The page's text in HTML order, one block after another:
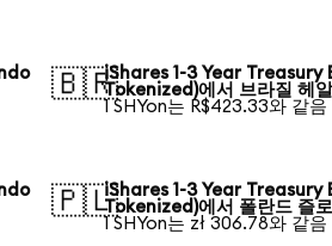
🇧🇷iShares 1-3 Year Treasury
Tokenized)에서 브라질 헤알
1 SHYon는 R$423.33와 같음
🇵🇱iShares 1-3 Year Treasury
Tokenized)에서 폴란드 즐로
1 SHYon는 zł 306.78와 같음